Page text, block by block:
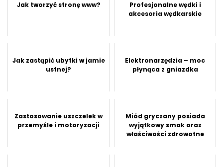
Jak tworzyć stronę www?
Profesjonalne wędki i
akcesoria wędkarskie
Jak zastąpić ubytki w jamie
ustnej?
Elektronarzędzia – moc
płynąca z gniazdka
Zastosowanie uszczelek w
przemyśle i motoryzacji
Miód gryczany posiada
wyjątkowy smak oraz
właściwości zdrowotne